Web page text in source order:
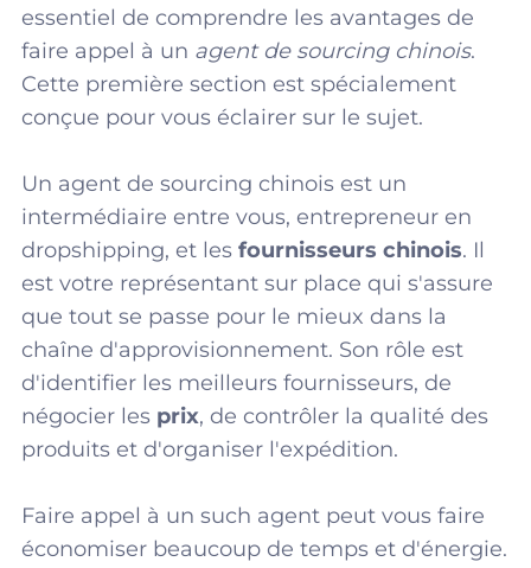
essentiel de comprendre les avantages de
faire appel à un agent de sourcing chinois.
Cette première section est spécialement
conçue pour vous éclairer sur le sujet.
Un agent de sourcing chinois est un
intermédiaire entre vous, entrepreneur en
dropshipping, et les fournisseurs chinois. Il
est votre représentant sur place qui s'assure
que tout se passe pour le mieux dans la
chaîne d'approvisionnement. Son rôle est
d'identifier les meilleurs fournisseurs, de
négocier les prix, de contrôler la qualité des
produits et d'organiser l'expédition.
Faire appel à un such agent peut vous faire
économiser beaucoup de temps et d'énergie.